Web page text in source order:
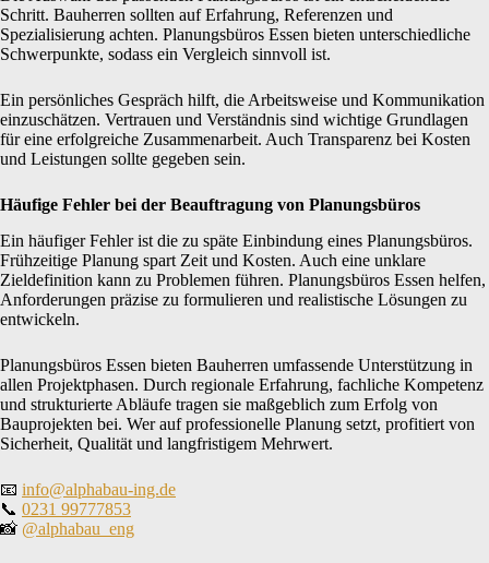
Schritt. Bauherren sollten auf Erfahrung, Referenzen und
Spezialisierung achten. Planungsbüros Essen bieten unterschiedliche
Schwerpunkte, sodass ein Vergleich sinnvoll ist.
Ein persönliches Gespräch hilft, die Arbeitsweise und Kommunikation
einzuschätzen. Vertrauen und Verständnis sind wichtige Grundlagen
für eine erfolgreiche Zusammenarbeit. Auch Transparenz bei Kosten
und Leistungen sollte gegeben sein.
Häufige Fehler bei der Beauftragung von Planungsbüros
Ein häufiger Fehler ist die zu späte Einbindung eines Planungsbüros.
Frühzeitige Planung spart Zeit und Kosten. Auch eine unklare
Zieldefinition kann zu Problemen führen. Planungsbüros Essen helfen,
Anforderungen präzise zu formulieren und realistische Lösungen zu
entwickeln.
Planungsbüros Essen bieten Bauherren umfassende Unterstützung in
allen Projektphasen. Durch regionale Erfahrung, fachliche Kompetenz
und strukturierte Abläufe tragen sie maßgeblich zum Erfolg von
Bauprojekten bei. Wer auf professionelle Planung setzt, profitiert von
Sicherheit, Qualität und langfristigem Mehrwert.
📧 info@alphabau-ing.de
📞 0231 99777853
📸 @alphabau_eng